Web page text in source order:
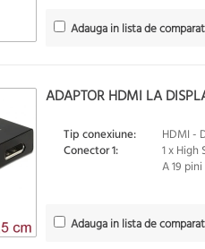
Adauga in lista de
ADAPTOR HDMI LA
Tip conexiune:
HDMI -
Conector 1:
1 x High
A 19
Adauga in lista de